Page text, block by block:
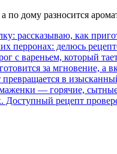
по дому разносится
рассказываю, как
перронах: делюсь
с вареньем, который
за мгновение, а
в
— горячие,
Доступный рецепт